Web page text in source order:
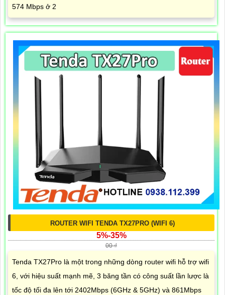
574 Mbps ở 2
ROUTER WIFI TENDA TX27PRO (WIFI 6)
5%-35%
00 ₫
Tenda TX27Pro là một trong những dòng router wifi hỗ trợ wifi
6, với hiệu suất mạnh mẽ, 3 băng tần có công suất lần lược là
tốc độ tối đa lên tới 2402Mbps (6GHz & 5GHz) và 861Mbps